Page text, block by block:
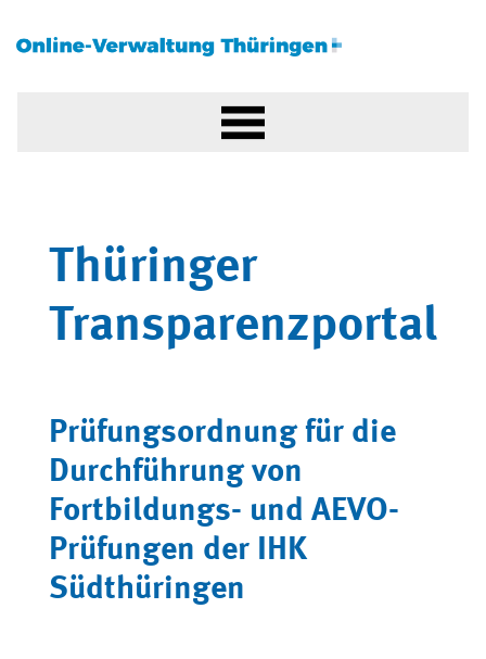
Thüringer
Transparenzportal
Prüfungsordnung für die
Durchführung von
Fortbildungs- und AEVO-
Prüfungen der IHK
Südthüringen